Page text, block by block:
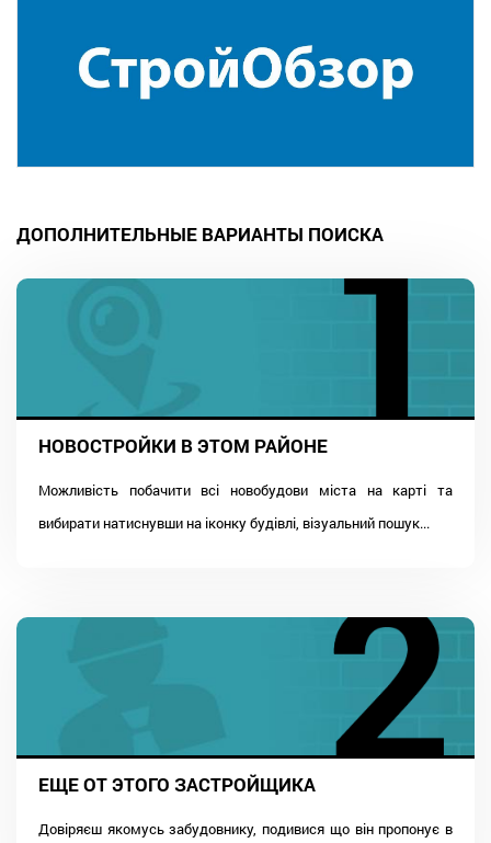
ДОПОЛНИТЕЛЬНЫЕ ВАРИАНТЫ ПОИСКА
НОВОСТРОЙКИ В ЭТОМ РАЙОНЕ
Можливість побачити всі новобудови міста на карті та
вибирати натиснувши на іконку будівлі, візуальний пошук...
ЕЩЕ ОТ ЭТОГО ЗАСТРОЙЩИКА
Довіряєш якомусь забудовнику, подивися що він пропонує в